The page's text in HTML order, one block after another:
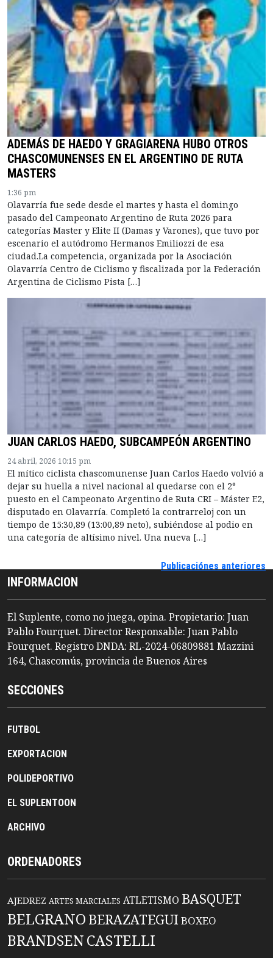
ADEMÁS DE HAEDO Y GRAGIARENA HUBO OTROS
CHASCOMUNENSES EN EL ARGENTINO DE RUTA
MASTERS
1:36 pm
Olavarría fue sede desde el martes y hasta el domingo
pasado del Campeonato Argentino de Ruta 2026 para
categorías Master y Elite II (Damas y Varones), que tuvo por
escenario el autódromo Hermanos Emiliozzi de esa
ciudad.La competencia, organizada por la Asociación
Olavarría Centro de Ciclismo y fiscalizada por la Federación
Argentina de Ciclismo Pista […]
JUAN CARLOS HAEDO, SUBCAMPEÓN ARGENTINO
24 abril, 2026 10:15 pm
El mítico ciclista chascomunense Juan Carlos Haedo volvió a
dejar su huella a nivel nacional al quedarse con el 2°
puesto en el Campeonato Argentino de Ruta CRI – Máster E2,
disputado en Olavarría. Completó la contrarreloj con un
tiempo de 15:30,89 (13:00,89 neto), subiéndose al podio en
una categoría de altísimo nivel. Una nueva […]
Publicaciónes anteriores
INFORMACION
El Suplente, como no juega, opina. Propietario: Juan
Pablo Fourquet. Director Responsable: Juan Pablo
Fourquet. Registro DNDA: RL-2024-06809881 Mazzini
164, Chascomús, provincia de Buenos Aires
SECCIONES
FUTBOL
EXPORTACION
POLIDEPORTIVO
EL SUPLENTOON
ARCHIVO
ORDENADORES
AJEDREZ ARTES MARCIALES ATLETISMO BASQUET
BELGRANO BERAZATEGUIBOXEO
BRANDSENCASTELLI